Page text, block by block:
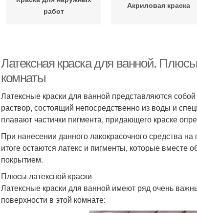
работ
Акриловая краска
Латексная краска для ванной.
комнаты
Латексные краски для ванной представляются
раствор, состоящий непосредственно из воды и
плавают частички пигмента, придающего краске
При нанесении данного лакокрасочного средства
итоге остаются латекс и пигменты, которые
покрытием.
Плюсы латексной краски
Латексные краски для ванной имеют ряд очень
поверхности в этой комнате: